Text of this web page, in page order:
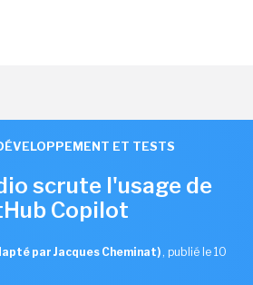
ET TESTS
scrute l'usage de
Copilot
par Jacques Cheminat) , publié le 10